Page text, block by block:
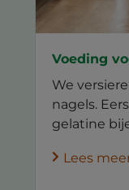
Voeding
We
nagels.
gelatine
Lees